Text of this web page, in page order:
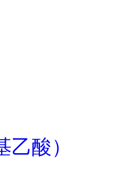
酸）